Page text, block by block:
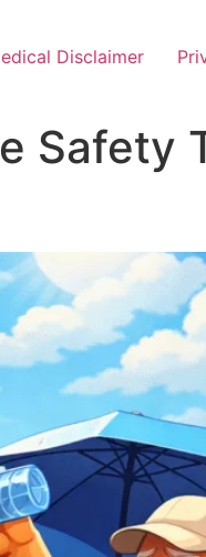
Disclaimer
Safety